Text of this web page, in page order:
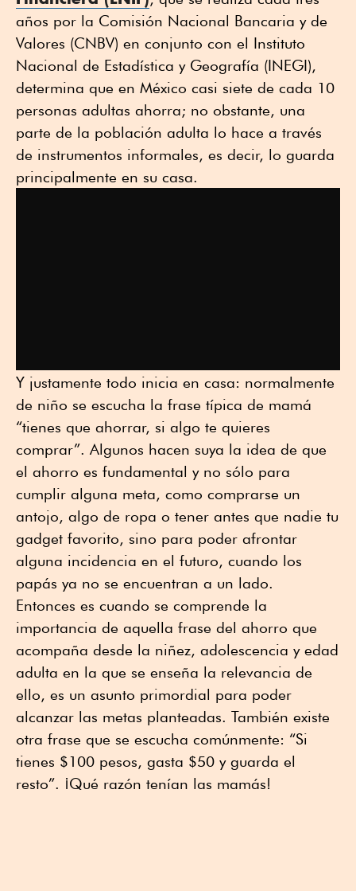
años por la Comisión Nacional Bancaria y de
Valores (CNBV) en conjunto con el Instituto
Nacional de Estadística y Geografía (INEGI),
determina que en México casi siete de cada 10
personas adultas ahorra; no obstante, una
parte de la población adulta lo hace a través
de instrumentos informales, es decir, lo guarda
principalmente en su casa.
Y justamente todo inicia en casa: normalmente
de niño se escucha la frase típica de mamá
“tienes que ahorrar, si algo te quieres
comprar”. Algunos hacen suya la idea de que
el ahorro es fundamental y no sólo para
cumplir alguna meta, como comprarse un
antojo, algo de ropa o tener antes que nadie tu
gadget favorito, sino para poder afrontar
alguna incidencia en el futuro, cuando los
papás ya no se encuentran a un lado.
Entonces es cuando se comprende la
importancia de aquella frase del ahorro que
acompaña desde la niñez, adolescencia y edad
adulta en la que se enseña la relevancia de
ello, es un asunto primordial para poder
alcanzar las metas planteadas. También existe
otra frase que se escucha comúnmente: “Si
tienes $100 pesos, gasta $50 y guarda el
resto”. ¡Qué razón tenían las mamás!